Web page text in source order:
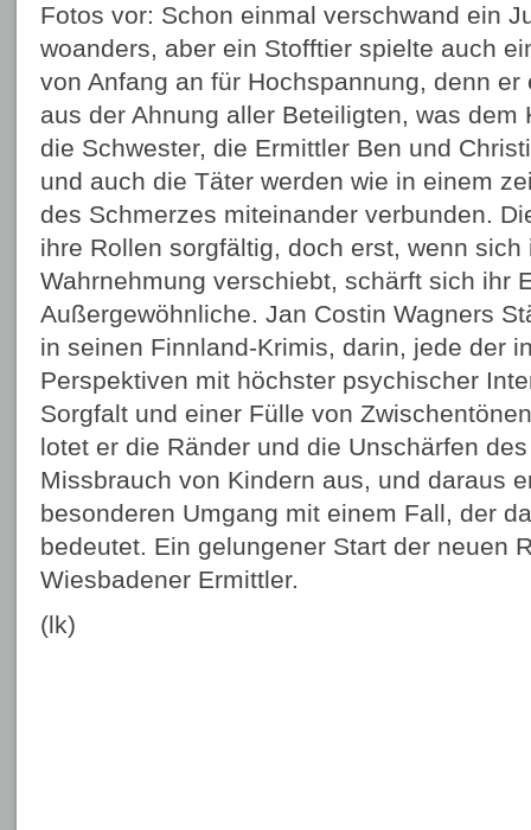
Fotos vor: Schon einmal verschwand ein
woanders, aber ein Stofftier spielte auch
von Anfang an für Hochspannung, denn
aus der Ahnung aller Beteiligten, was dem
die Schwester, die Ermittler Ben und
und auch die Täter werden wie in einem
des Schmerzes miteinander verbunden.
ihre Rollen sorgfältig, doch erst, wenn sich
Wahrnehmung verschiebt, schärft sich ihr
Außergewöhnliche. Jan Costin Wagners
in seinen Finnland-Krimis, darin, jede der
Perspektiven mit höchster psychischer
Sorgfalt und einer Fülle von
lotet er die Ränder und die Unschärfen
Missbrauch von Kindern aus, und daraus
besonderen Umgang mit einem Fall, der
bedeutet. Ein gelungener Start der neuen
Wiesbadener Ermittler.
(lk)